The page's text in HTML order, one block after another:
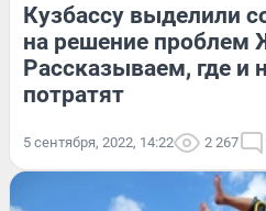
Кузбассу выделили
на решение проблем
Рассказываем, где и
потратят
5 сентября, 2022, 14:22 2 267